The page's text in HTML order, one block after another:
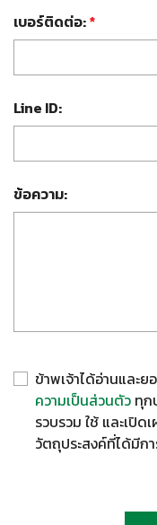
เบอร์ติดต่อ:*
Line ID:
ข้อความ:
ข้าพเจ้าได้อ่านและย
ความเป็นส่วนตัว ทุก
รวบรวม ใช้ และเปิ
วัตถุประสงค์ที่ได้มีก